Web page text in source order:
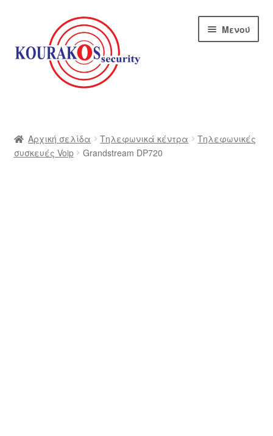
Απευθείας
μετάβαση
στην
πλοήγηση
Μετάβαση
περιεχόμενο
Μενού
BlogΑρχική σελίδα Τηλεφωνικά κέντρα
Τηλεφωνικές
συσκευές Voip
Grandstream DP720